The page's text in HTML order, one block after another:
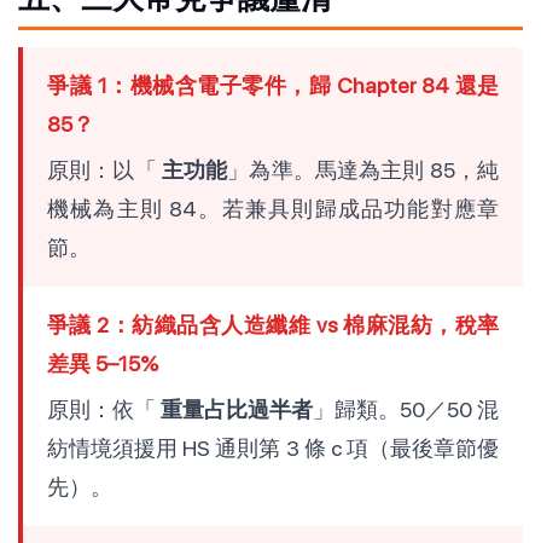
爭議 1：機械含電子零件，歸 Chapter 84 還是
85？
原則：以「 主功能」為準。馬達為主則 85，純
機械為主則 84。若兼具則歸成品功能對應章
節。
爭議 2：紡織品含人造纖維 vs 棉麻混紡，稅率
差異 5–15%
原則：依「 重量占比過半者 」歸類。50／50 混
紡情境須援用 HS 通則第 3 條 c 項（最後章節優
先）。